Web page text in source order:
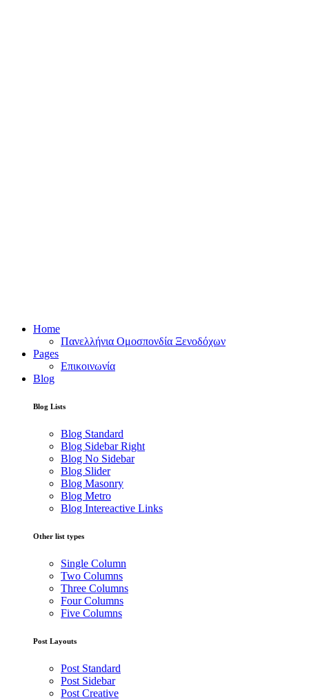
Home
Πανελλήνια Ομοσπονδία Ξενοδόχων
Pages
Επικοινωνία
Blog
Blog Lists
Blog Standard
Blog Sidebar Right
Blog No Sidebar
Blog Slider
Blog Masonry
Blog Metro
Blog Intereactive Links
Other list types
Single Column
Two Columns
Three Columns
Four Columns
Five Columns
Post Layouts
Post Standard
Post Sidebar
Post Creative